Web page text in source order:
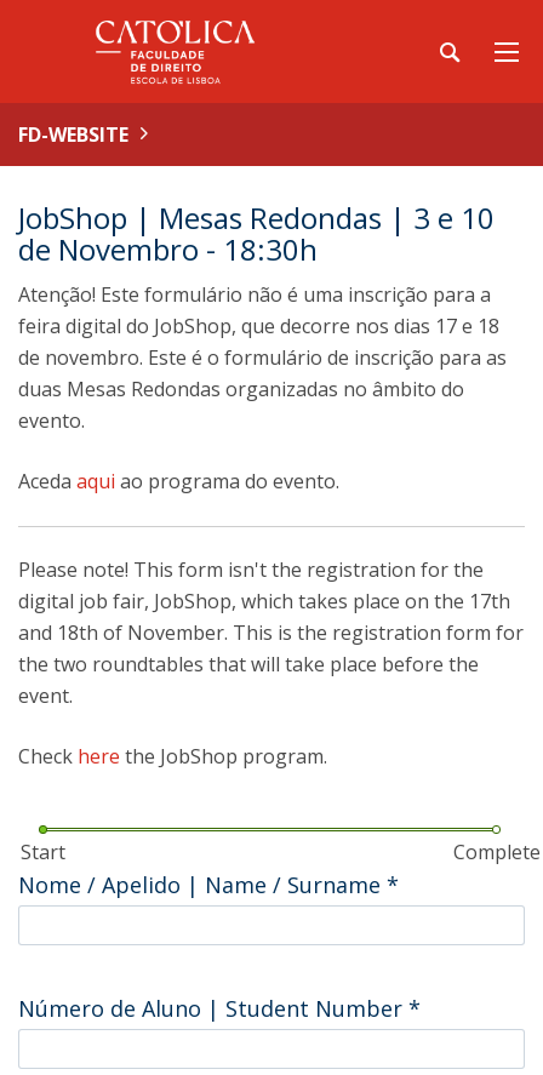
FD-WEBSITE
JobShop | Mesas Redondas | 3 e 10
de Novembro - 18:30h
Atenção! Este formulário não é uma inscrição para a
feira digital do JobShop, que decorre nos dias 17 e 18
de novembro. Este é o formulário de inscrição para as
duas Mesas Redondas organizadas no âmbito do
evento.
Aceda aqui ao programa do evento.
Please note! This form isn't the registration for the
digital job fair, JobShop, which takes place on the 17th
and 18th of November. This is the registration form for
the two roundtables that will take place before the
event.
Check here the JobShop program.
Start Complete
Nome / Apelido | Name / Surname *
Número de Aluno | Student Number *